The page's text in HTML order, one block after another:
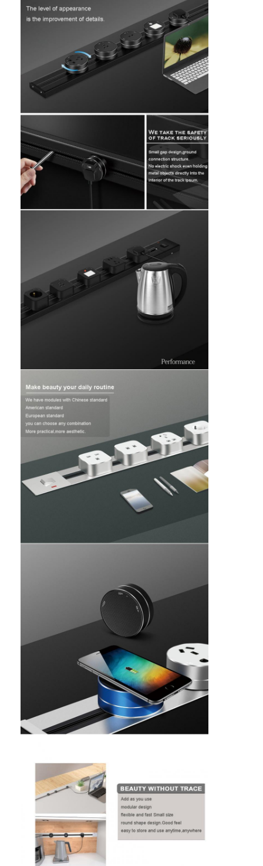
Rumah
Tentang kita
Wisata pabrik
Kontrol kualitas
Hubungi kami
bicara sekarang
Angkat Monitor Lcd
membalik monitor
Pop Up Desk Socket
Soket Ekstensi yang Terpencil
Soket Colokan Menara
Kotak Soket Meja Konferensi
Socket Pop Up Hidraulik
Soket geser